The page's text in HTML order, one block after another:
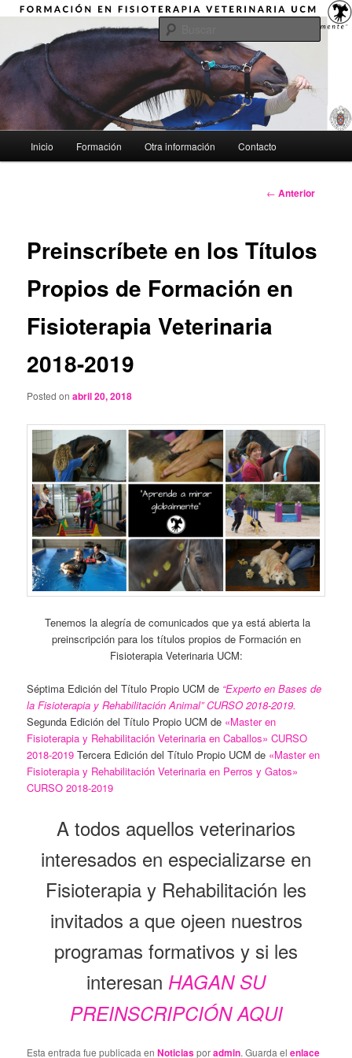
contenido
principalFormación en Fisioterapia
Veterinaria UCM
"Aprender a mirar globalmente"
Buscar
principal
Inicio Formación Otra información Contacto
Navegación
← Anterior
Preinscríbete en los Títulos
Propios de Formación en
Fisioterapia Veterinaria
2018-2019
Posted onabril 20, 2018
Tenemos la alegría de comunicados que ya está abierta la
preinscripción para los títulos propios de Formación en
Fisioterapia Veterinaria UCM:
Séptima Edición del Título Propio UCM de “Experto en Bases de
la Fisioterapia y Rehabilitación Animal” CURSO 2018-2019.
Segunda Edición del Título Propio UCM de «Master en
Fisioterapia y Rehabilitación Veterinaria en Caballos» CURSO
2018-2019 Tercera Edición del Título Propio UCM de «Master en
Fisioterapia y Rehabilitación Veterinaria en Perros y Gatos»
CURSO 2018-2019
A todos aquellos veterinarios
interesados en especializarse en
Fisioterapia y Rehabilitación les
invitados a que ojeen nuestros
programas formativos y si les
interesan HAGAN SU
PREINSCRIPCIÓN AQUI
Esta entrada fue publicada enNoticiasporadmin. Guarda elenlace